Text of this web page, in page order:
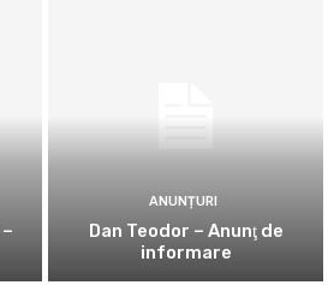
ANUNȚURI
Dan Teodor – Anunţ de
informare